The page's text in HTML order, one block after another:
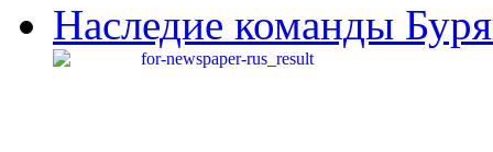
Наследие команды